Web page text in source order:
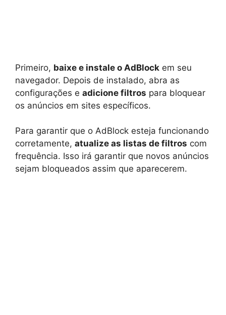
Primeiro, baixe e instale o AdBlock em seu
navegador. Depois de instalado, abra as
configurações e adicione filtros para bloquear
os anúncios em sites específicos.
Para garantir que o AdBlock esteja funcionando
corretamente, atualize as listas de filtros com
frequência. Isso irá garantir que novos anúncios
sejam bloqueados assim que aparecerem.